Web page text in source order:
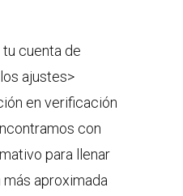
cuenta de
ajustes>
en verificación
con
para llenar
aproximada